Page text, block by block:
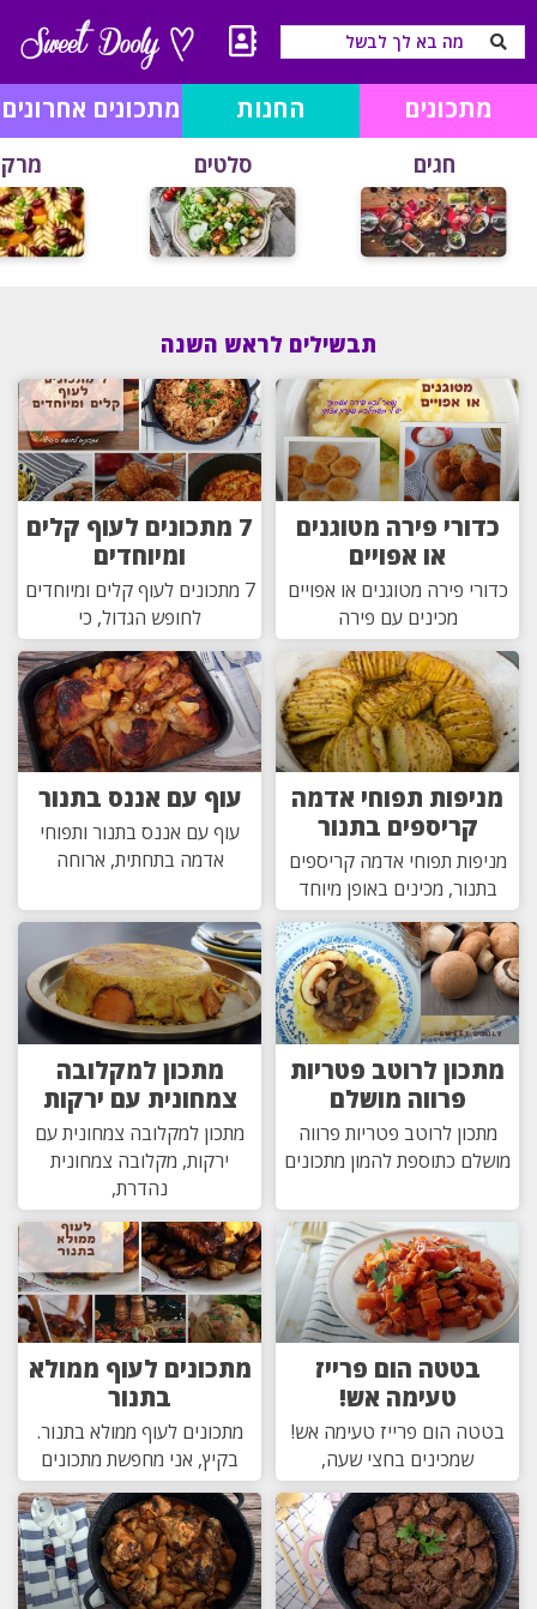
מתכונים החנות מתכונים אחרונים
חגים סלטים
תבשילים לראש השנה
כדורי פירה מטוגנים
או אפויים
כדורי פירה מטוגנים או אפויים
מכינים עם פירה
7 מתכונים לעוף קלים
ומיוחדים
7 מתכונים לעוף קלים ומיוחדים
לחופש הגדול, כי
מניפות תפוחי אדמה
קריספים בתנור
מניפות תפוחי אדמה קריספים
בתנור, מכינים באופן מיוחד
עוף עם אננס בתנור
עוף עם אננס בתנור ותפוחי
אדמה בתחתית, ארוחה
מתכון לרוטב פטריות
פרווה מושלם
מתכון לרוטב פטריות פרווה
מושלם כתוספת להמון מתכונים
מתכון למקלובה
צמחונית עם ירקות
מתכון למקלובה צמחונית עם
ירקות, מקלובה צמחונית
נהדרת,
בטטה הום פרייז
טעימה אש!
בטטה הום פרייז טעימה אש!
שמכינים בחצי שעה,
מתכונים לעוף ממולא
בתנור
מתכונים לעוף ממולא בתנור.
בקיץ, אני מחפשת מתכונים